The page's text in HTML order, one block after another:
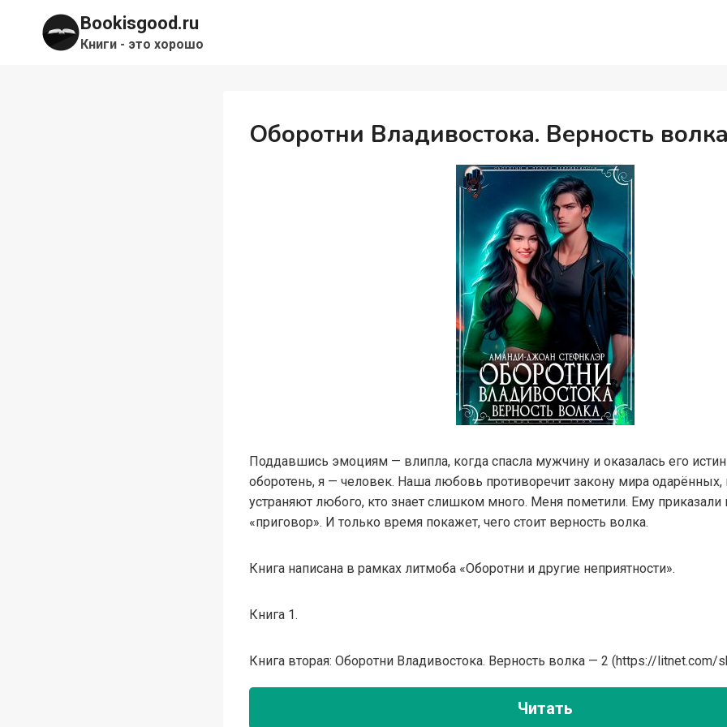
содержимому
Bookisgood.ru
Книги - это хорошо
Оборотни Владивостока. Верность
Поддавшись эмоциям — влипла, когда спасла мужчину и оказалась его
оборотень, я — человек. Наша любовь противоречит закону мира одарённых,
устраняют любого, кто знает слишком много. Меня пометили. Ему приказали
«приговор». И только время покажет, чего стоит верность волка.
Книга написана в рамках литмоба «Оборотни и другие неприятности».
Книга 1.
Книга вторая: Оборотни Владивостока. Верность волка — 2 (https://litnet.com/
Читать